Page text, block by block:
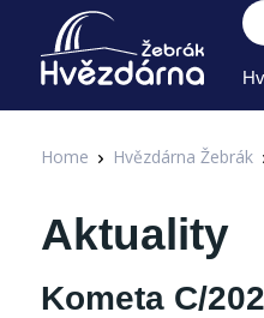
Home Hvězdárna Žebrák
Aktuality
Kometa C/